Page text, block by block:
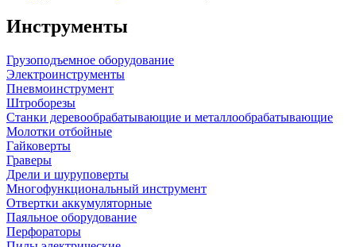
Инструменты
Грузоподъемное оборудование
Электроинструменты
Пневмоинструмент
Штроборезы
Станки деревообрабатывающие и металлообрабатывающие
Молотки отбойные
Гайковерты
Граверы
Дрели и шуруповерты
Многофункциональный инструмент
Отвертки аккумуляторные
Паяльное оборудование
Перфораторы